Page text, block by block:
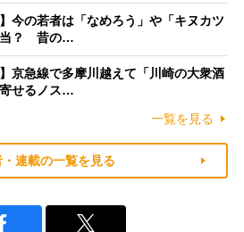
今の若者は「なめろう」や「キヌカツ
当？ 昔の…
京急線で多摩川越えて「川崎の大衆酒
せるノス…
一覧を見る
連載の一覧を見る